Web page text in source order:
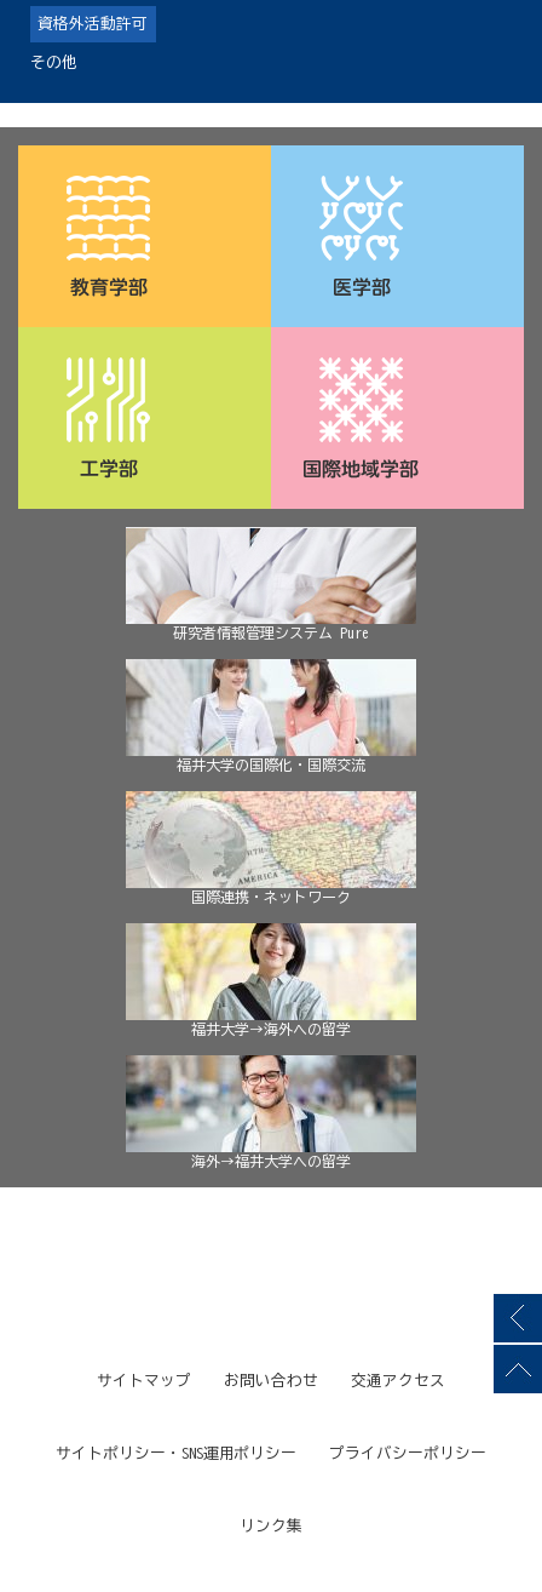
資格外活動許可
その他
研究者情報管理システム Pure
福井大学の国際化・国際交流
国際連携・ネットワーク
福井大学→海外への留学
海外→福井大学への留学
サイトマップ お問い合わせ 交通アクセス
サイトポリシー・SNS運用ポリシー プライバシーポリシー
リンク集